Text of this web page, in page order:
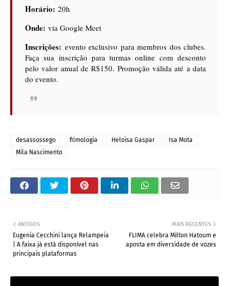
Horário: 20h
Onde: via Google Meet
Inscrições: evento exclusivo para membros dos clubes.
Faça sua inscrição para turmas online com desconto
pelo valor anual de R$150. Promoção válida até a data
do evento.
desassossego filmologia Heloisa Gaspar
Isa Mota
Mila Nascimento
MAIS RECENTES
FLIMA celebra Milton Hatoum e
aposta em diversidade de vozes
ANTIGOS
Eugenia Cecchini lança Relampeia
| A faixa já está disponível nas
principais plataformas